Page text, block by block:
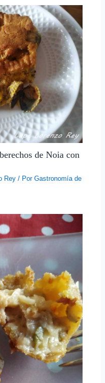
de Noia con
Rey / PorGastronomía de